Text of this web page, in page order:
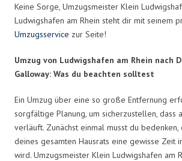
Keine Sorge, Umzugsmeister Klein
Ludwigshafen am Rhein steht dir mit seinem
Umzugsservice zur Seite!
Umzug von Ludwigshafen am Rhein nach
Galloway: Was du beachten solltest
Ein Umzug über eine so große Entfernung
sorgfältige Planung, um sicherzustellen, dass
verläuft. Zunächst einmal musst du
deines gesamten Hausrats eine gewisse Zeit
wird. Umzugsmeister Klein Ludwigshafen am